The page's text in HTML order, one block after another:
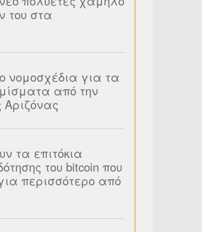
του στα
νομοσχέδια για τα
από την
Αριζόνας
τα επιτόκια
του bitcoin που
περισσότερο από